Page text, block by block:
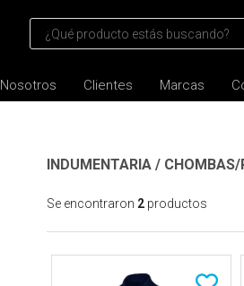
Nosotros Clientes Marcas
INDUMENTARIA/ CHOMBAS/
Se encontraron 2 productos